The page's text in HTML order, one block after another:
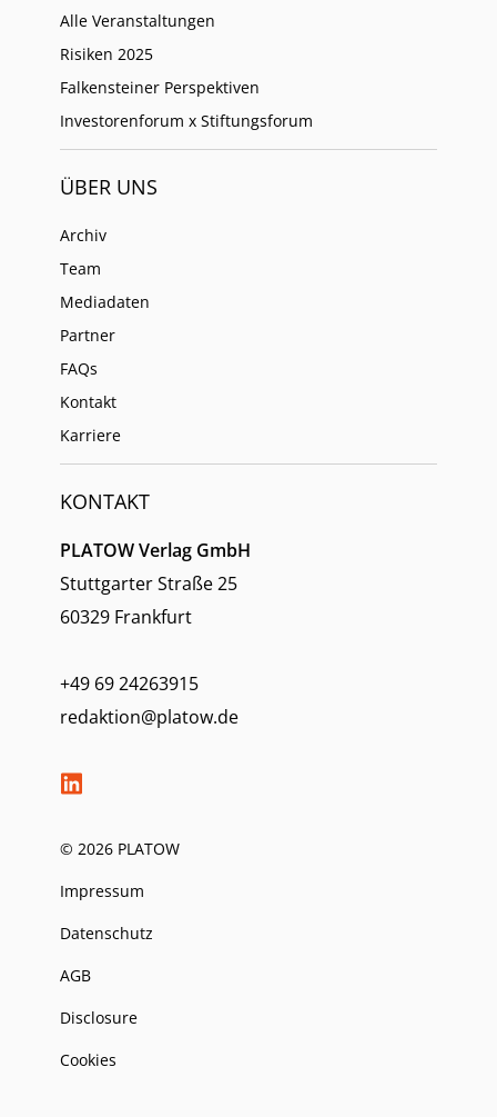
Alle Veranstaltungen
Risiken 2025
Falkensteiner Perspektiven
Investorenforum x Stiftungsforum
ÜBER UNS
Archiv
Team
Mediadaten
Partner
FAQs
Kontakt
Karriere
KONTAKT
PLATOW Verlag GmbH
Stuttgarter Straße 25
60329 Frankfurt
+49 69 24263915
redaktion@platow.de
© 2026 PLATOW
Impressum
Datenschutz
AGB
Disclosure
Cookies